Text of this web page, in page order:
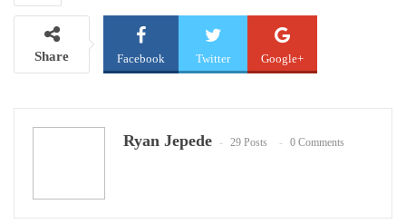
Share Facebook Twitter Google+
Ryan Jepede 29 Posts 0 Comments